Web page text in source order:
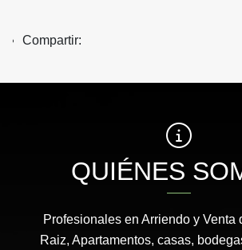
Compartir:
QUIÉNES
Profesionales en Arriendo y Venta
Raiz, Apartamentos, casas,